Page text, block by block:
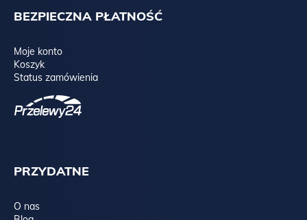
BEZPIECZNA PŁATNOŚĆ
Moje konto
Koszyk
Status zamówienia
PRZYDATNE
O nas